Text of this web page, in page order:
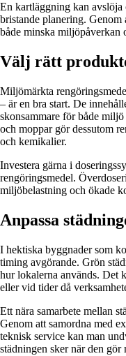
En kartläggning kan
bristande planering. Genom
både minska miljöpåverkan
Välj rätt
Miljömärkta
– är en bra start. De
skonsammare för både
och moppar gör dessutom
och kemikalier.
Investera gärna i
rengöringsmedel.
miljöbelastning och ökade
Anpassa
I hektiska byggnader som
timing avgörande. Grön
hur lokalerna används. Det
eller vid tider då
Ett nära samarbete mellan
Genom att samordna med
teknisk service kan man
städningen sker när den gör